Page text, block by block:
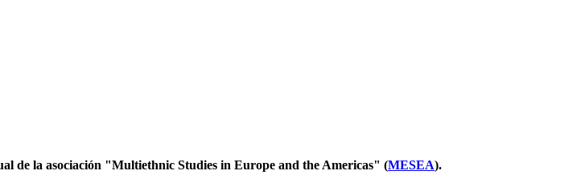
de la asociación "Multiethnic Studies in Europe and the Americas" (MESEA).